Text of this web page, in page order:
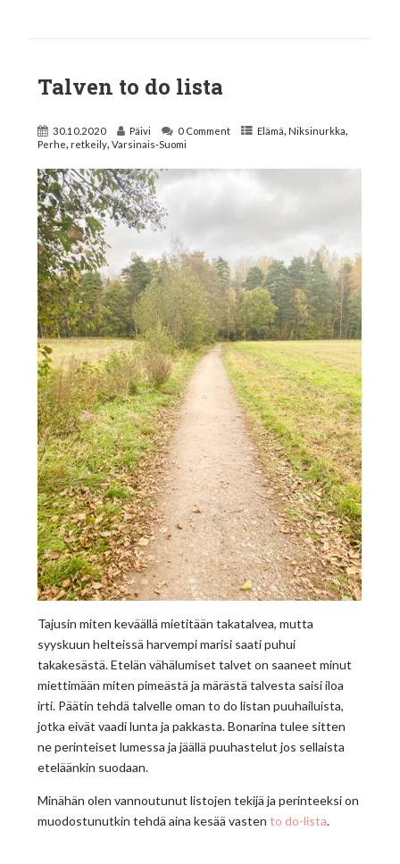
Talven to do lista
30.10.2020 Päivi 0 Comment Elämä,Niksinurkka,
Perhe,retkeily,Varsinais-Suomi
Tajusin miten keväällä mietitään takatalvea, mutta
syyskuun helteissä harvempi marisi saati puhui
takakesästä. Etelän vähälumiset talvet on saaneet minut
miettimään miten pimeästä ja märästä talvesta saisi iloa
irti. Päätin tehdä talvelle oman to do listan puuhailuista,
jotka eivät vaadi lunta ja pakkasta. Bonarina tulee sitten
ne perinteiset lumessa ja jäällä puuhastelut jos sellaista
eteläänkin suodaan.
Minähän olen vannoutunut listojen tekijä ja perinteeksi on
muodostunutkin tehdä aina kesää vastento do-lista.